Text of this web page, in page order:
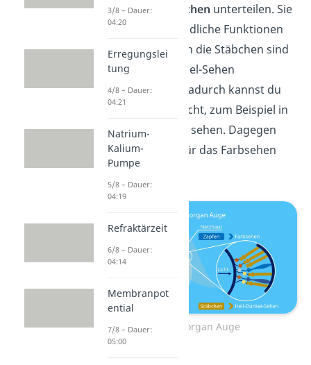
Zapfenund Stäbchen unterteilen. Sie
haben unterschiedliche Funktionen
beim Sehen. Denn die Stäbchen sind
für das Hell-Dunkel-Sehen
verantwortlich, Dadurch kannst du
auch bei wenig Licht, zum Beispiel in
der Dämmerung, sehen. Dagegen
sind die Zapfen für das Farbsehen
verantwortlich.
Sinnesorgan Auge
3/8 – Dauer:
04:20
Erregungslei
tung
4/8 – Dauer:
04:21
Natrium-
Kalium-
Pumpe
5/8 – Dauer:
04:19
Refraktärzeit
6/8 – Dauer:
04:14
Membranpot
ential
7/8 – Dauer:
05:00